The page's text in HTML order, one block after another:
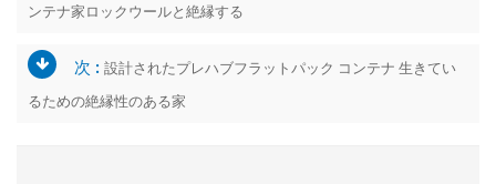
ンテナ家ロックウールと絶縁する
次 : 設計されたプレハブフラットパック コンテナ 生きてい
るための絶縁性のある家